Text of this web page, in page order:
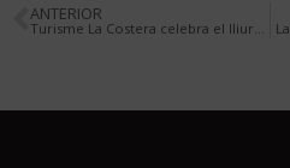
ANTERIOR